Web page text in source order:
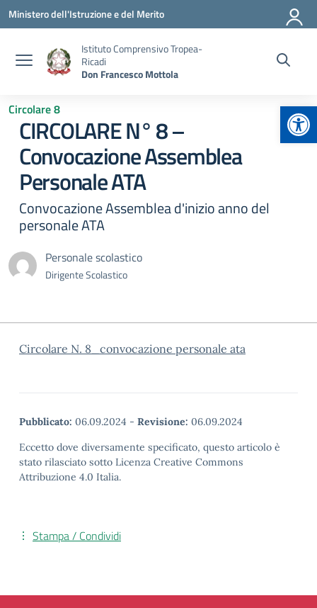
Vai ai contenuti
Vai al menu di navigazione
Vai al footer
Ministero dell'Istruzione e del Merito
Istituto Comprensivo Tropea-
Ricadi
Don Francesco Mottola
Circolare 8
CIRCOLARE N° 8 –
Convocazione Assemblea
Personale ATA
Convocazione Assemblea d'inizio anno del
personale ATA
Personale scolastico
Dirigente Scolastico
Circolare N. 8_convocazione personale ata
Pubblicato: 06.09.2024 - Revisione: 06.09.2024
Eccetto dove diversamente specificato, questo articolo è
stato rilasciato sotto Licenza Creative Commons
Attribuzione 4.0 Italia.
Stampa / Condividi